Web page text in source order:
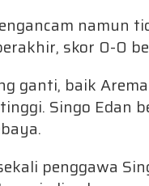
namun
skor 0-0
ganti, baik
Singo Edan
penggawa